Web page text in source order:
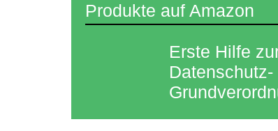
Produkte auf Amazon
Erste Hilfe
Datenschutz-